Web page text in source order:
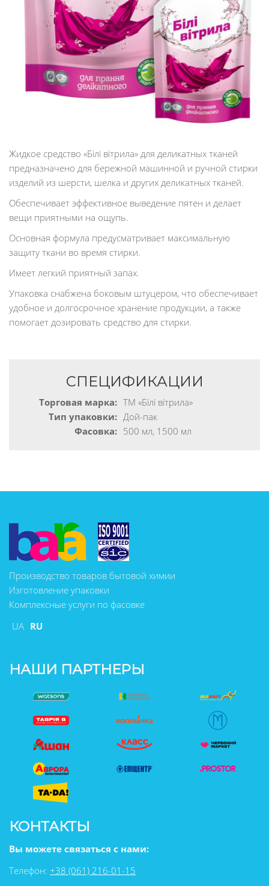
Жидкое средство «Білі вітрила» для деликатных тканей
предназначено для бережной машинной и ручной стирки
изделий из шерсти, шелка и других деликатных тканей.
Обеспечивает эффективное выведение пятен и делает
вещи приятными на ощупь.
Основная формула предусматривает максимальную
защиту ткани во время стирки.
Имеет легкий приятный запах.
Упаковка снабжена боковым штуцером, что обеспечивает
удобное и долгосрочное хранение продукции, а также
помогает дозировать средство для стирки.
СПЕЦИФИКАЦИИ
Торговая марка: ТМ «Білі вітрила»
Тип упаковки: Дой-пак
Фасовка: 500 мл, 1500 мл
Производство товаров бытовой химии
Изготовление упаковки
Комплексные услуги по фасовке
UA RU
НАШИ ПАРТНЕРЫ
КОНТАКТЫ
Вы можете связаться с нами:
Телефон: +38 (061) 216-01-15